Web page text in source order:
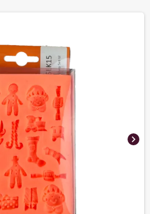
chevron_right